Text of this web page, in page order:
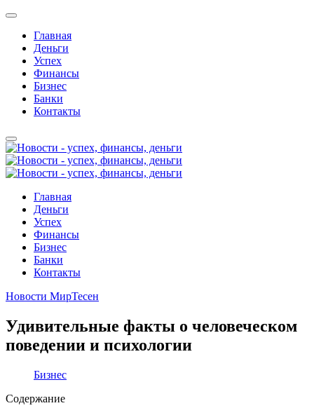
Главная
Деньги
Успех
Финансы
Бизнес
Банки
Контакты
Главная
Деньги
Успех
Финансы
Бизнес
Банки
Контакты
Новости МирТесен
Удивительные факты о человеческом
поведении и психологии
Бизнес
Содержание